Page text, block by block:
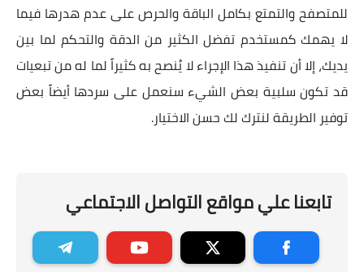
للمتصفح والتمتع بكامل الباقة والحرص على عدم هدرها فيما
لا يهمك كمستخدم تفضل الكثير من الدقة والتحكم لما بين
يديك، إلا أن تنفيذ هذا الإجراء لا يُنصح به كثيراً لما له من تبعيات
قد تكون سلبية بعض الشيء سنعمل على سردها أيضاً بعض
توفير الطريقة لنترك لك حسن الاختيار.
تابعنا علي مواقع التواصل الاجتماعي